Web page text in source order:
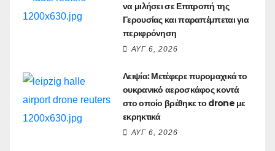
να μιλήσει σε Επιτροπή της
Γερουσίας και παραπέμπεται για
περιφρόνηση
ΑΥΓ 6, 2026
Λειψία: Μετέφερε πυρομαχικά το
ουκρανικό αεροσκάφος κοντά
στο οποίο βρέθηκε το drone με
εκρηκτικά
ΑΥΓ 6, 2026